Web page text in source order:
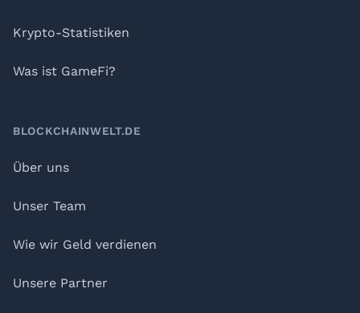
Krypto-Statistiken
Was ist GameFi?
BLOCKCHAINWELT.DE
Über uns
Unser Team
Wie wir Geld verdienen
Unsere Partner